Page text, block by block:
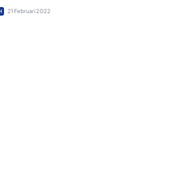
21 Februari 2022